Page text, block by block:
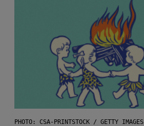
PHOTO: CSA-PRINTSTOCK / GETTY IMAGES